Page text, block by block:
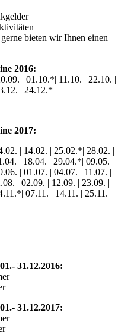
bieten wir Ihnen einen
2016:
| 01.10.*| 11.10. | 22.10. |
| 24.12.*
2017:
| 14.02. | 25.02.*| 28.02. |
| 18.04. | 29.04.*| 09.05. |
| 01.07. | 04.07. | 11.07. |
| 02.09. | 12.09. | 23.09. |
07.11. | 14.11. | 25.11. |
31.12.2016:
31.12.2017: